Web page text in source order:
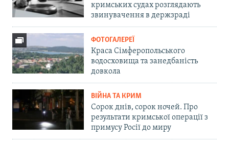
кримських судах розглядають
звинувачення в держзраді
ФОТОГАЛЕРЕЇ
Краса Сімферопольського
водосховища та занедбаність
довкола
ВІЙНА ТА КРИМ
Сорок днів, сорок ночей. Про
результати кримської операції з
примусу Росії до миру